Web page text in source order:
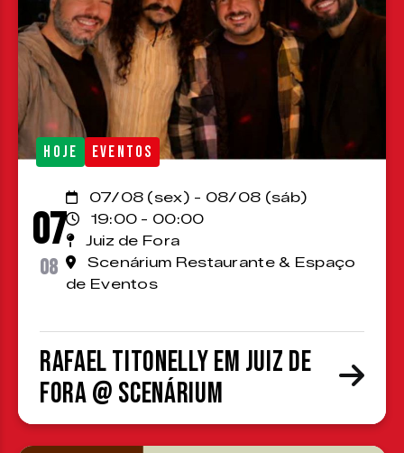
HOJE EVENTOS
07
08
07/08 (sex) - 08/08 (sáb)
19:00 - 00:00
Juiz de Fora
Scenárium Restaurante & Espaço
de Eventos
Rafael Titonelly em Juiz de
Fora @ Scenárium